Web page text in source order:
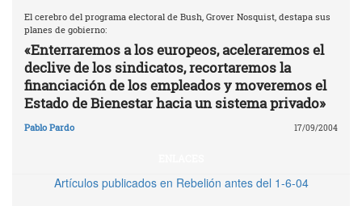
El cerebro del programa electoral de Bush, Grover Nosquist, destapa sus
planes de gobierno:
«Enterraremos a los europeos, aceleraremos el
declive de los sindicatos, recortaremos la
financiación de los empleados y moveremos el
Estado de Bienestar hacia un sistema privado»
Pablo Pardo 17/09/2004
Artículos publicados en Rebelión antes del 1-6-04